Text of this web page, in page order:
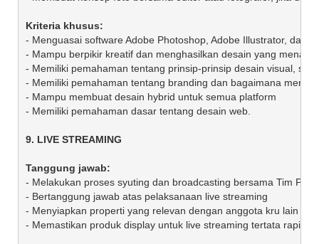
- Menguasai software Adobe Photoshop, Adobe Illustrator, dan
- Mampu berpikir kreatif dan menghasilkan desain yang menarik
- Memiliki pemahaman tentang prinsip-prinsip desain visual,
- Memiliki pemahaman tentang branding dan bagaimana
- Mampu membuat desain hybrid untuk semua platform
- Memiliki pemahaman dasar tentang desain web.
- Melakukan proses syuting dan broadcasting bersama Tim
- Bertanggung jawab atas pelaksanaan live streaming
- Menyiapkan properti yang relevan dengan anggota kru lain
- Memastikan produk display untuk live streaming tertata rapi di